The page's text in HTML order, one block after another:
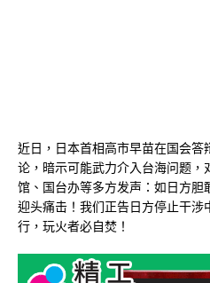
近日，日本首相高市早苗在国会
论，暗示可能武力介入台海问题
馆、国台办等多方发声：如日方
迎头痛击！我们正告日方停止干
行，玩火者必自焚！